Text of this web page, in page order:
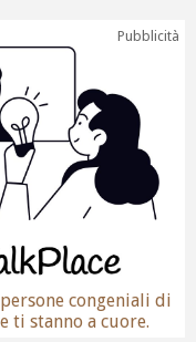
Pubblicità
congeniali di
ti stanno a cuore.